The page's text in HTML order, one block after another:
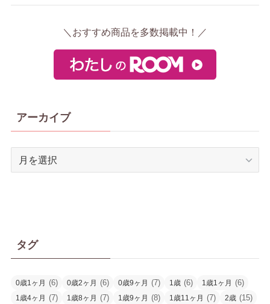
＼おすすめ商品を多数掲載中！／
アーカイブ
タグ
0歳1ヶ月 (6) 0歳2ヶ月 (6) 0歳9ヶ月 (7) 1歳 (6) 1歳1ヶ月 (6)
1歳4ヶ月 (7) 1歳8ヶ月 (7) 1歳9ヶ月 (8) 1歳11ヶ月 (7) 2歳 (15)